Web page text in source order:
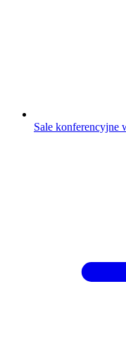
Sale konferencyjne